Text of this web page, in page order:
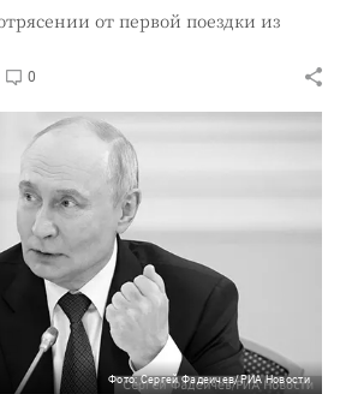
от первой поездки из
0
Фото: Сергей Фадеичев/РИА Новости